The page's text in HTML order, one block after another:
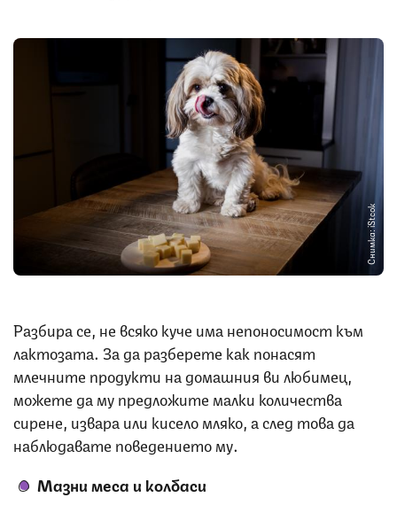
Снимка: iStcok
Разбира се, не всяко куче има непоносимост към
лактозата. За да разберете как понасят
млечните продукти на домашния ви любимец,
можете да му предложите малки количества
сирене, извара или кисело мляко, а след това да
наблюдавате поведението му.
Мазни меса и колбаси